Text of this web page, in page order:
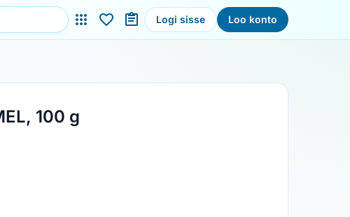
Logi sisse Loo konto
100 g